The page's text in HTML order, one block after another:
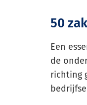
50
Een
de
richting